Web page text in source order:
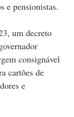
e pensionistas.
um decreto
consignável
cartões de
e